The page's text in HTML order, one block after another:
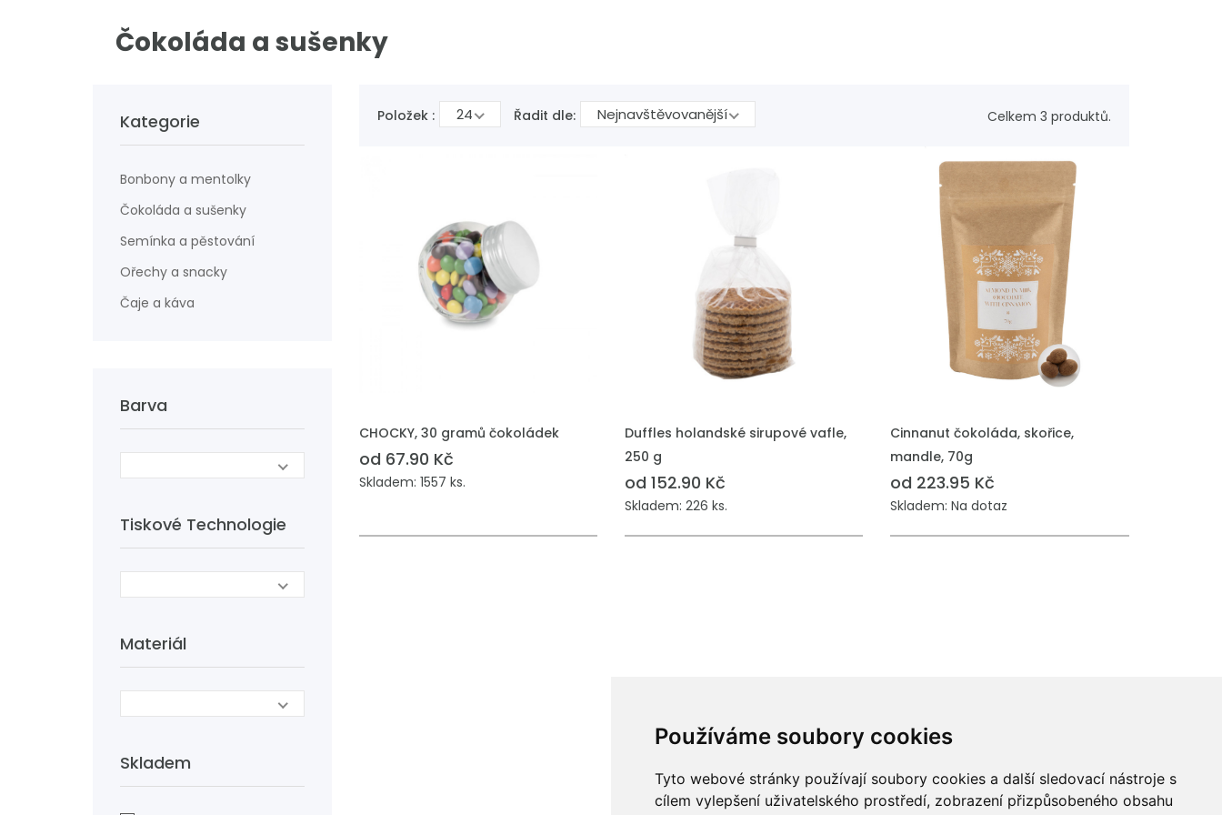
Používáme soubory cookies
Tyto webové stránky používají soubory cookies a další sledovací nástroje s
cílem vylepšení uživatelského prostředí, zobrazení přizpůsobeného obsahu
Čokoláda a sušenky
Kategorie
Bonbony a mentolky
Čokoláda a sušenky
Semínka a pěstování
Ořechy a snacky
Čaje a káva
Barva
Tiskové Technologie
Materiál
Skladem
Položek : 24 Řadit dle: Nejnavštěvovanější Celkem 3 produktů.
CHOCKY, 30 gramů čokoládek
od 67.90 Kč
Skladem: 1557 ks.
Duffles holandské sirupové vafle,
250 g
od 152.90 Kč
Skladem: 226 ks.
Cinnanut čokoláda, skořice,
mandle, 70g
od 223.95 Kč
Skladem: Na dotaz